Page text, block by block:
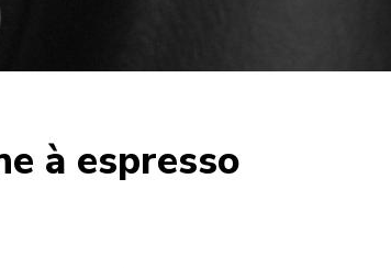
à espresso